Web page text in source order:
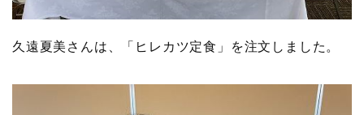
久遠夏美さんは、「ヒレカツ定食」を注文しました。